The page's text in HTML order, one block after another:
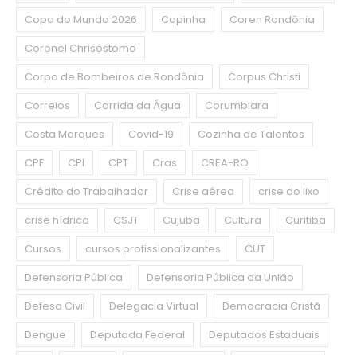
Copa do Mundo 2026
Copinha
Coren Rondônia
Coronel Chrisóstomo
Corpo de Bombeiros de Rondônia
Corpus Christi
Correios
Corrida da Água
Corumbiara
Costa Marques
Covid-19
Cozinha de Talentos
CPF
CPI CPT Cras
CREA-RO
Crédito do Trabalhador
Crise aérea
crise do lixo
crise hídrica
CSJT Cujuba Cultura
Curitiba
Cursos
cursos profissionalizantes
CUT
Defensoria Pública
Defensoria Pública da União
Defesa Civil
Delegacia Virtual
Democracia Cristã
Dengue
Deputada Federal
Deputados Estaduais